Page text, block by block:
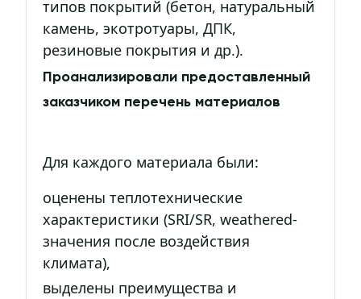
типов покрытий (бетон, натуральный
камень, экотротуары, ДПК,
резиновые покрытия и др.).
Проанализировали предоставленный
заказчиком перечень материалов
Для каждого материала были:
оценены теплотехнические
характеристики (SRI/SR, weathered-
значения после воздействия
климата),
выделены преимущества и